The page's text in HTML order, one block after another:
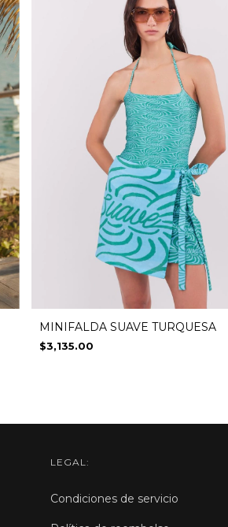
MINIFALDA SUAVE TURQUESA
$3,135.00
LEGAL:
Condiciones de servicio